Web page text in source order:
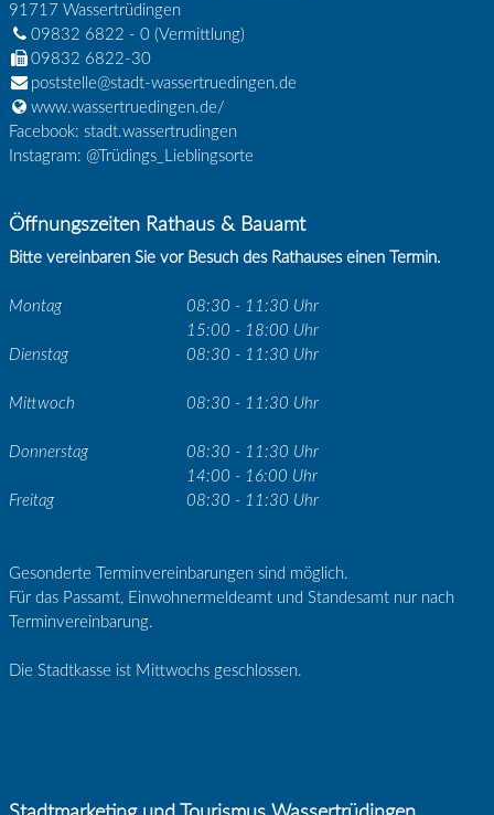
91717 Wassertrüdingen
09832 6822 - 0(Vermittlung)
09832 6822-30
poststelle@stadt-wassertruedingen.de
www.wassertruedingen.de/
Facebook: stadt.wassertrudingen
Instagram: @Trüdings_Lieblingsorte
Öffnungszeiten Rathaus & Bauamt
Bitte vereinbaren Sie vor Besuch des Rathauses einen Termin.
Montag
08:30 - 11:30 Uhr
15:00 - 18:00 Uhr
Dienstag
08:30 - 11:30 Uhr
Mittwoch 08:30 - 11:30 Uhr
Donnerstag
08:30 - 11:30 Uhr
14:00 - 16:00 Uhr
Freitag
08:30 - 11:30 Uhr
Gesonderte Terminvereinbarungen sind möglich.
Für das Passamt, Einwohnermeldeamt und Standesamt nur nach
Terminvereinbarung.
Die Stadtkasse ist Mittwochs geschlossen.